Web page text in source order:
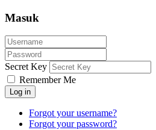
Masuk
Secret Key
Remember Me
Log in
Forgot your username?
Forgot your password?